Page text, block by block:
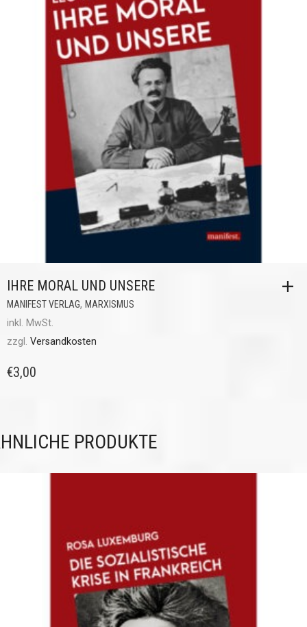
IHRE MORAL UND UNSERE
MANIFEST VERLAG, MARXISMUS
inkl. MwSt.
zzgl. Versandkosten
€3,00
PRODUKTE